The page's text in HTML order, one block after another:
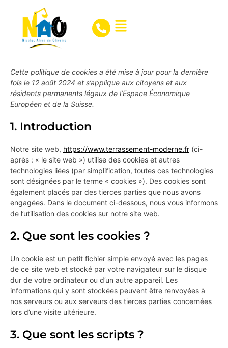
Cette politique de cookies a été mise à jour pour la dernière
fois le 12 août 2024 et s’applique aux citoyens et aux
résidents permanents légaux de l’Espace Économique
Européen et de la Suisse.
1. Introduction
Notre site web, https://www.terrassement-moderne.fr (ci-
après : « le site web ») utilise des cookies et autres
technologies liées (par simplification, toutes ces technologies
sont désignées par le terme « cookies »). Des cookies sont
également placés par des tierces parties que nous avons
engagées. Dans le document ci-dessous, nous vous informons
de l’utilisation des cookies sur notre site web.
2. Que sont les cookies ?
Un cookie est un petit fichier simple envoyé avec les pages
de ce site web et stocké par votre navigateur sur le disque
dur de votre ordinateur ou d’un autre appareil. Les
informations qui y sont stockées peuvent être renvoyées à
nos serveurs ou aux serveurs des tierces parties concernées
lors d’une visite ultérieure.
3. Que sont les scripts ?